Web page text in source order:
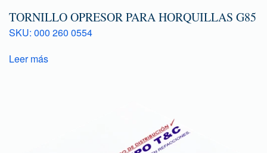
TORNILLO OPRESOR PARA HORQUILLAS G85
SKU: 000 260 0554
Leer más